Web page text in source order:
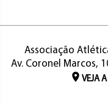
Associação
Av. Coronel Marcos,
VEJA